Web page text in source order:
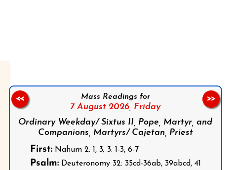
Mass Readings for
7 August 2026, Friday
Ordinary Weekday/ Sixtus II, Pope, Martyr, and
Companions, Martyrs/ Cajetan, Priest
First:Nahum 2: 1, 3; 3: 1-3, 6-7
Psalm:Deuteronomy 32: 35cd-36ab, 39abcd, 41
<< >>